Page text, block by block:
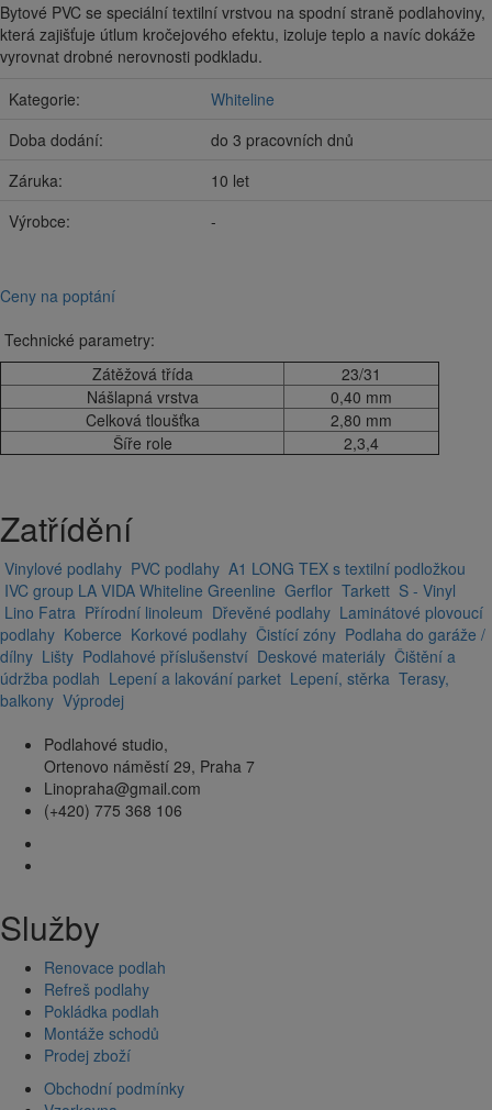
Bytové PVC se speciální textilní vrstvou na spodní straně podlahoviny,
která zajišťuje útlum kročejového efektu, izoluje teplo a navíc dokáže
vyrovnat drobné nerovnosti podkladu.
Kategorie:
Whiteline
Doba dodání:
do 3 pracovních dnů
Záruka:
10 let
Výrobce:
-
Ceny na poptání
Technické parametry:
Zátěžová třída
23/31
Nášlapná vrstva
0,40 mm
Celková tloušťka
2,80 mm
Šíře role
2,3,4
Zatřídění
Vinylové podlahy PVC podlahy A1 LONG TEX s textilní podložkou
IVC group LA VIDA Whiteline Greenline Gerflor Tarkett S - Vinyl
Lino Fatra Přírodní linoleum Dřevěné podlahy Laminátové plovoucí
podlahy Koberce Korkové podlahy Čistící zóny Podlaha do garáže /
dílny Lišty Podlahové příslušenství Deskové materiály Čištění a
údržba podlah Lepení a lakování parket Lepení, stěrka Terasy,
balkony Výprodej
Podlahové studio,
Ortenovo náměstí 29, Praha 7
Linopraha@gmail.com
(+420) 775 368 106
Služby
Renovace podlah
Refreš podlahy
Pokládka podlah
Montáže schodů
Prodej zboží
Obchodní podmínky